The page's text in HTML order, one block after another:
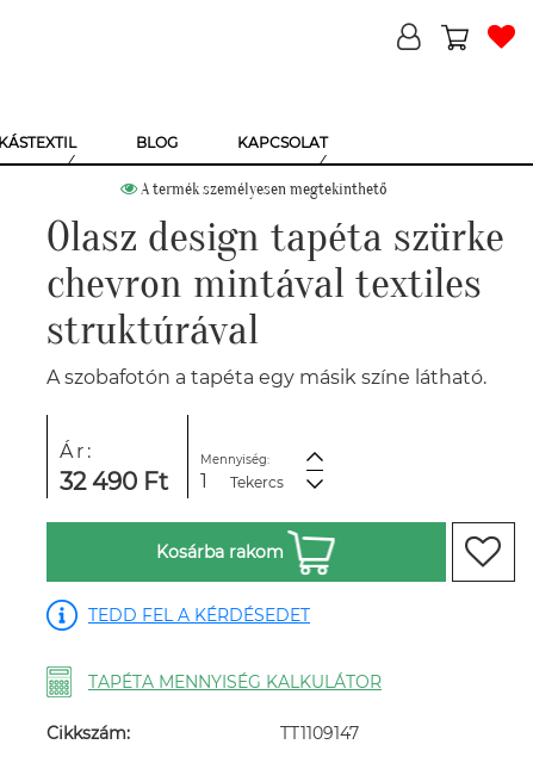
BLOG KAPCSOLAT
A termék személyesen megtekinthető
Olasz design tapéta szürke
chevron mintával textiles
struktúrával
A szobafotón a tapéta egy másik színe látható.
Ár:
32 490 Ft
Mennyiség:
Tekercs
Kosárba rakom
TEDD FEL A KÉRDÉSEDET
TAPÉTA MENNYISÉG KALKULÁTOR
Cikkszám: TT1109147